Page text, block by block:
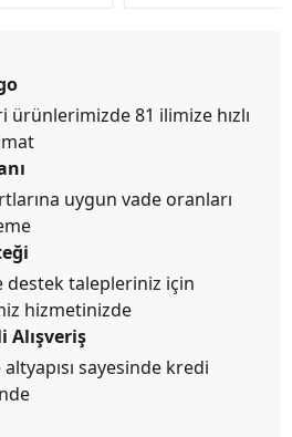
ürünlerimizde 81 ilimize hızlı
uygun vade oranları
destek talepleriniz için
hizmetinizde
Alışveriş
sayesinde kredi